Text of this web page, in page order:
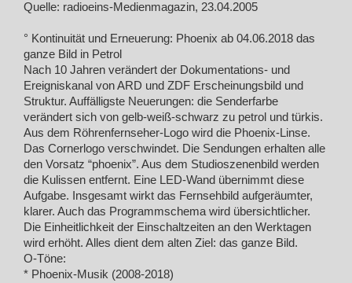
Quelle: radioeins-Medienmagazin, 23.04.2005
° Kontinuität und Erneuerung: Phoenix ab 04.06.2018 das
ganze Bild in Petrol
Nach 10 Jahren verändert der Dokumentations- und
Ereigniskanal von ARD und ZDF Erscheinungsbild und
Struktur. Auffälligste Neuerungen: die Senderfarbe
verändert sich von gelb-weiß-schwarz zu petrol und türkis.
Aus dem Röhrenfernseher-Logo wird die Phoenix-Linse.
Das Cornerlogo verschwindet. Die Sendungen erhalten alle
den Vorsatz “phoenix”. Aus dem Studioszenenbild werden
die Kulissen entfernt. Eine LED-Wand übernimmt diese
Aufgabe. Insgesamt wirkt das Fernsehbild aufgeräumter,
klarer. Auch das Programmschema wird übersichtlicher.
Die Einheitlichkeit der Einschaltzeiten an den Werktagen
wird erhöht. Alles dient dem alten Ziel: das ganze Bild.
O-Töne:
* Phoenix-Musik (2008-2018)